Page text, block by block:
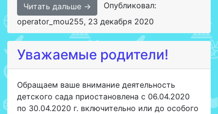
Читать дальше →
Опубликовал:
operator_mou255, 23 декабря 2020
Уважаемые родители!
Обращаем ваше внимание деятельность
детского сада приостановлена с 06.04.2020
по 30.04.2020 г. включительно или до особого